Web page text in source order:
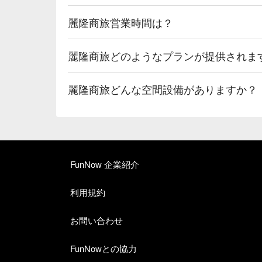
麗隆商旅営業時間は？
麗隆商旅どのようなプランが提供されま
麗隆商旅どんな空間設備がありますか？
FunNow 企業紹介
利用規約
お問い合わせ
FunNowとの協力